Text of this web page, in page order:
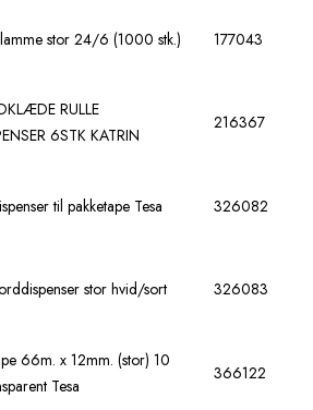
stor 24/6 (1000 stk.) 177043
RULLE
6STK KATRIN
216367
til pakketape Tesa 326082
stor hvid/sort 326083
66m. x 12mm. (stor) 10
Tesa
366122